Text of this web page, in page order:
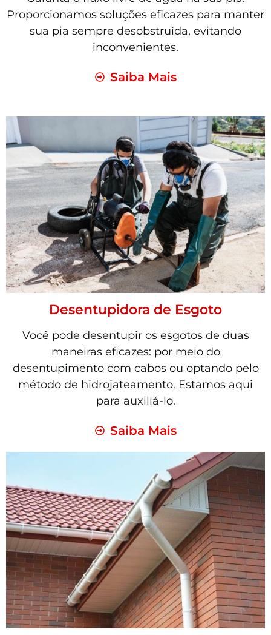
Proporcionamos soluções eficazes para manter
sua pia sempre desobstruída, evitando
inconvenientes.
Saiba Mais
Desentupidora de Esgoto
Você pode desentupir os esgotos de duas
maneiras eficazes: por meio do
desentupimento com cabos ou optando pelo
método de hidrojateamento. Estamos aqui
para auxiliá-lo.
Saiba Mais